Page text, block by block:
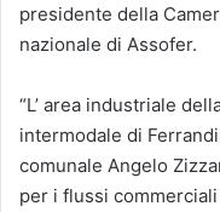
presidente della
nazionale di Assofer.
“L’ area industriale
intermodale di
comunale Angelo
per i flussi